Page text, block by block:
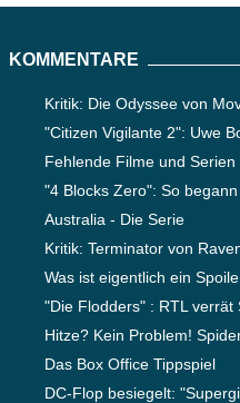
KOMMENTARE
Kritik: Die Odyssee von
"Citizen Vigilante 2": Uwe
Fehlende Filme und Serien
"4 Blocks Zero": So begann
Australia - Die Serie
Kritik: Terminator von
Was ist eigentlich ein
"Die Flodders" : RTL verrät
Hitze? Kein Problem!
Das Box Office Tippspiel
DC-Flop besiegelt: